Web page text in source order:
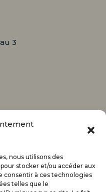
nous utilisons des
stocker et/ou accéder aux
consentir à ces technologies
telles que le
3